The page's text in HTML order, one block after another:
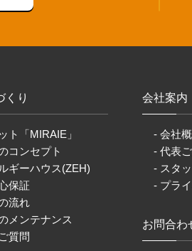
くり
ト「MIRAIE」
コンセプト
ギーハウス(ZEH)
保証
流れ
メンテナンス
質問
会社案内
- 会社
- 代表
- スタ
- プラ
お問合わ